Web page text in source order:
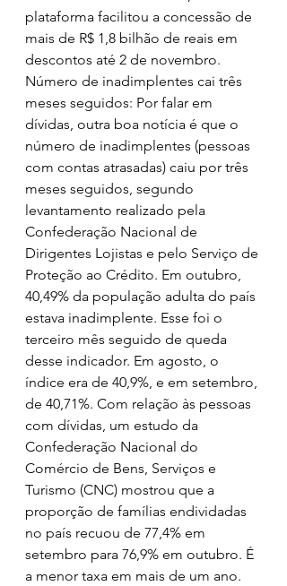
plataforma facilitou a concessão de
mais de R$ 1,8 bilhão de reais em
descontos até 2 de novembro.
Número de inadimplentes cai três
meses seguidos: Por falar em
dívidas, outra boa notícia é que o
número de inadimplentes (pessoas
com contas atrasadas) caiu por três
meses seguidos, segundo
levantamento realizado pela
Confederação Nacional de
Dirigentes Lojistas e pelo Serviço de
Proteção ao Crédito. Em outubro,
40,49% da população adulta do país
estava inadimplente. Esse foi o
terceiro mês seguido de queda
desse indicador. Em agosto, o
índice era de 40,9%, e em setembro,
de 40,71%. Com relação às pessoas
com dívidas, um estudo da
Confederação Nacional do
Comércio de Bens, Serviços e
Turismo (CNC) mostrou que a
proporção de famílias endividadas
no país recuou de 77,4% em
setembro para 76,9% em outubro. É
a menor taxa em mais de um ano.